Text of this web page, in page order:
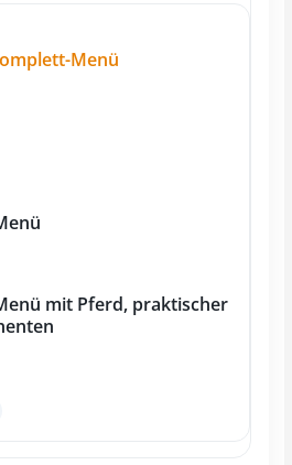
Menü
mit Pferd, praktischer